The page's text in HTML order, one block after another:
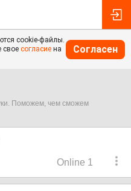
cookie-файлы.
свое согласие на
Согласен
Поможем, чем сможем
Online 1